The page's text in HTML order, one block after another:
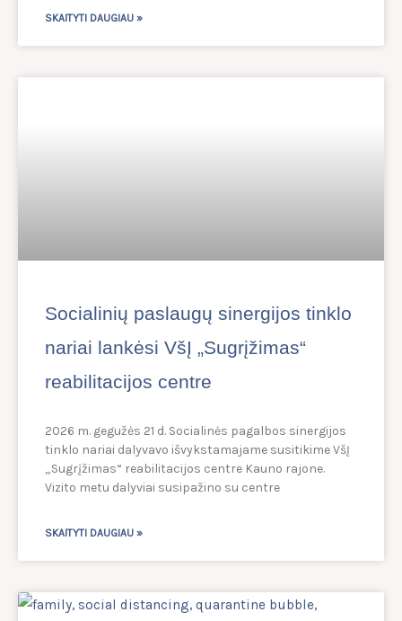
SKAITYTI DAUGIAU »
Socialinių paslaugų sinergijos tinklo
nariai lankėsi VšĮ „Sugrįžimas“
reabilitacijos centre
2026 m. gegužės 21 d. Socialinės pagalbos sinergijos
tinklo nariai dalyvavo išvykstamajame susitikime VšĮ
„Sugrįžimas“ reabilitacijos centre Kauno rajone.
Vizito metu dalyviai susipažino su centre
SKAITYTI DAUGIAU »